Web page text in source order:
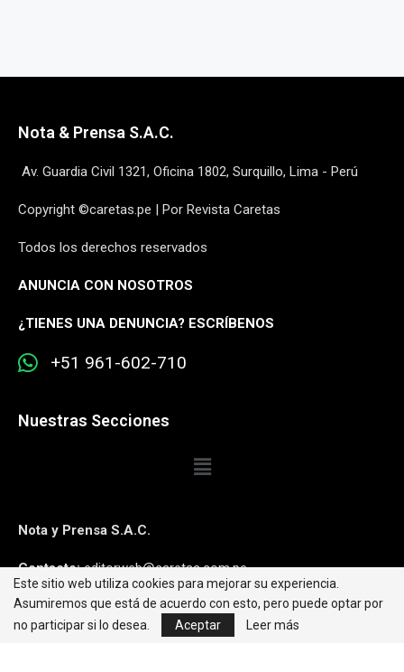
Nota & Prensa S.A.C.
Av. Guardia Civil 1321, Oficina 1802, Surquillo, Lima - Perú
Copyright ©caretas.pe | Por Revista Caretas
Todos los derechos reservados
ANUNCIA CON NOSOTROS
¿TIENES UNA DENUNCIA? ESCRÍBENOS
+51 961-602-710
Nuestras Secciones
Nota y Prensa S.A.C.
Contacto:editorweb@caretas.com.pe
Síguenos:
Este sitio web utiliza cookies para mejorar su experiencia.
Asumiremos que está de acuerdo con esto, pero puede optar por
no participar si lo desea.
Aceptar Leer más